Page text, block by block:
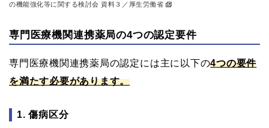
の機能強化等に関する検討会 資料３／厚生労働省
専門医療機関連携薬局の4つの認定要件
専門医療機関連携薬局の認定には主に以下の4つの要件
を満たす必要があります。
1. 傷病区分